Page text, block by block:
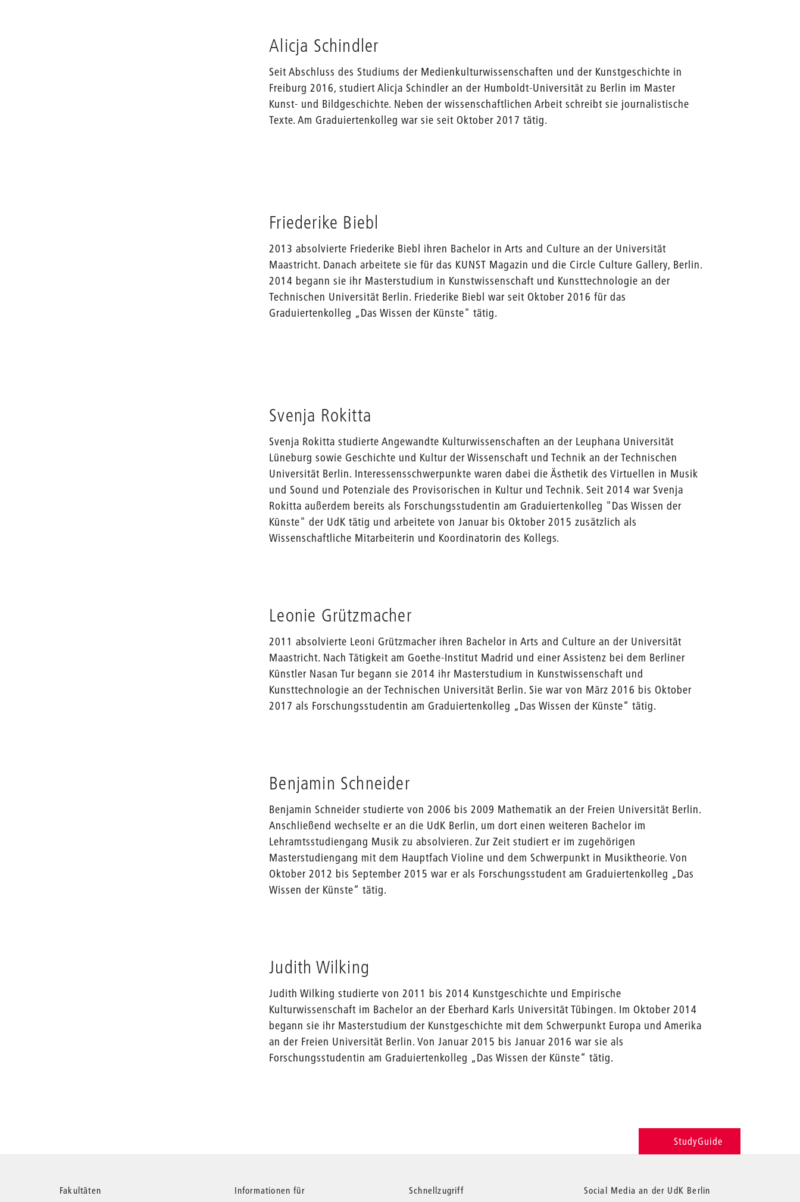
Alicja Schindler
Seit Abschluss des Studiums der Medienkulturwissenschaften und der Kunstgeschichte in
Freiburg 2016, studiert Alicja Schindler an der Humboldt-Universität zu Berlin im Master
Kunst- und Bildgeschichte. Neben der wissenschaftlichen Arbeit schreibt sie journalistische
Texte. Am Graduiertenkolleg war sie seit Oktober 2017 tätig.
Friederike Biebl
2013 absolvierte Friederike Biebl ihren Bachelor in Arts and Culture an der Universität
Maastricht. Danach arbeitete sie für das KUNST Magazin und die Circle Culture Gallery, Berlin.
2014 begann sie ihr Masterstudium in Kunstwissenschaft und Kunsttechnologie an der
Technischen Universität Berlin. Friederike Biebl war seit Oktober 2016 für das
Graduiertenkolleg „Das Wissen der Künste" tätig.
Svenja Rokitta
Svenja Rokitta studierte Angewandte Kulturwissenschaften an der Leuphana Universität
Lüneburg sowie Geschichte und Kultur der Wissenschaft und Technik an der Technischen
Universität Berlin. Interessensschwerpunkte waren dabei die Ästhetik des Virtuellen in Musik
und Sound und Potenziale des Provisorischen in Kultur und Technik. Seit 2014 war Svenja
Rokitta außerdem bereits als Forschungsstudentin am Graduiertenkolleg "Das Wissen der
Künste" der UdK tätig und arbeitete von Januar bis Oktober 2015 zusätzlich als
Wissenschaftliche Mitarbeiterin und Koordinatorin des Kollegs.
Leonie Grützmacher
2011 absolvierte Leoni Grützmacher ihren Bachelor in Arts and Culture an der Universität
Maastricht. Nach Tätigkeit am Goethe-Institut Madrid und einer Assistenz bei dem Berliner
Künstler Nasan Tur begann sie 2014 ihr Masterstudium in Kunstwissenschaft und
Kunsttechnologie an der Technischen Universität Berlin. Sie war von März 2016 bis Oktober
2017 als Forschungsstudentin am Graduiertenkolleg „Das Wissen der Künste“ tätig.
Benjamin Schneider
Benjamin Schneider studierte von 2006 bis 2009 Mathematik an der Freien Universität Berlin.
Anschließend wechselte er an die UdK Berlin, um dort einen weiteren Bachelor im
Lehramtsstudiengang Musik zu absolvieren. Zur Zeit studiert er im zugehörigen
Masterstudiengang mit dem Hauptfach Violine und dem Schwerpunkt in Musiktheorie. Von
Oktober 2012 bis September 2015 war er als Forschungsstudent am Graduiertenkolleg „Das
Wissen der Künste“ tätig.
Judith Wilking
Judith Wilking studierte von 2011 bis 2014 Kunstgeschichte und Empirische
Kulturwissenschaft im Bachelor an der Eberhard Karls Universität Tübingen. Im Oktober 2014
begann sie ihr Masterstudium der Kunstgeschichte mit dem Schwerpunkt Europa und Amerika
an der Freien Universität Berlin. Von Januar 2015 bis Januar 2016 war sie als
Forschungsstudentin am Graduiertenkolleg „Das Wissen der Künste“ tätig.
StudyGuide
Fakultäten Informationen für Schnellzugriff Social Media an der UdK Berlin